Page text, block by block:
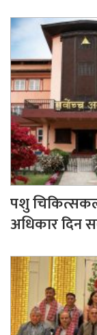
पशु
अधिकार दिन